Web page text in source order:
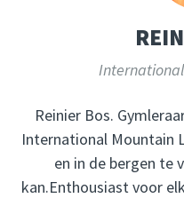
Reinier Bos.
International Mountain
en in de bergen te
kan.Enthousiast voor